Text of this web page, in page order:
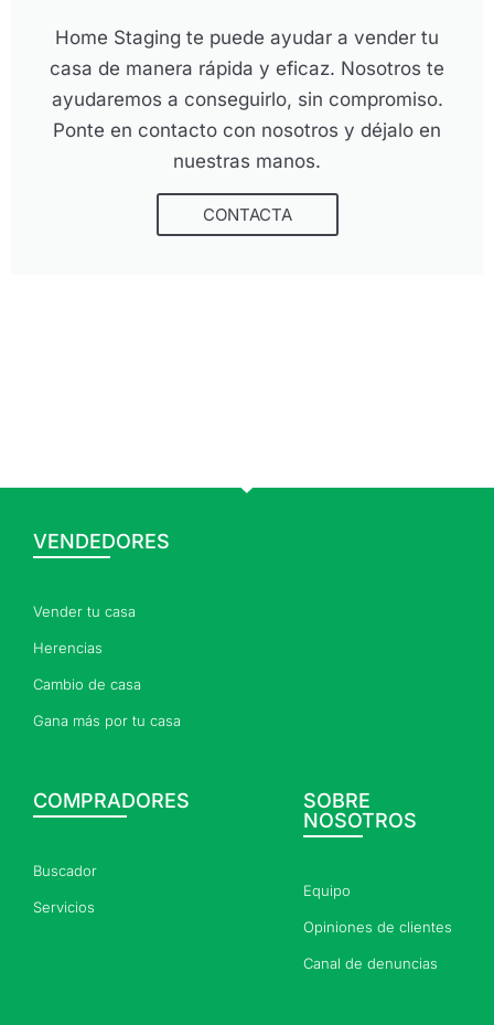
Home Staging te puede ayudar a vender tu
casa de manera rápida y eficaz. Nosotros te
ayudaremos a conseguirlo, sin compromiso.
Ponte en contacto con nosotros y déjalo en
nuestras manos.
CONTACTA
VENDEDORES
Vender tu casa
Herencias
Cambio de casa
Gana más por tu casa
COMPRADORES
Buscador
Servicios
SOBRE
NOSOTROS
Equipo
Opiniones de clientes
Canal de denuncias